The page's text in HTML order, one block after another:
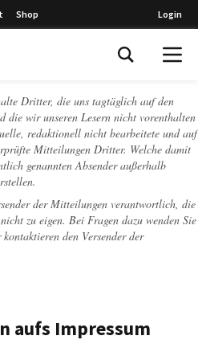
Shop Login
Dritter, die uns tagtäglich auf den
die wir unseren Lesern nicht vorenthalten
redaktionell nicht bearbeitete und auf
Mitteilungen Dritter. Welche damit
genannten Absender außerhalb
der Mitteilungen verantwortlich, die
zu eigen. Bei Fragen dazu wenden Sie
kontaktieren den Versender der
aufs Impressum